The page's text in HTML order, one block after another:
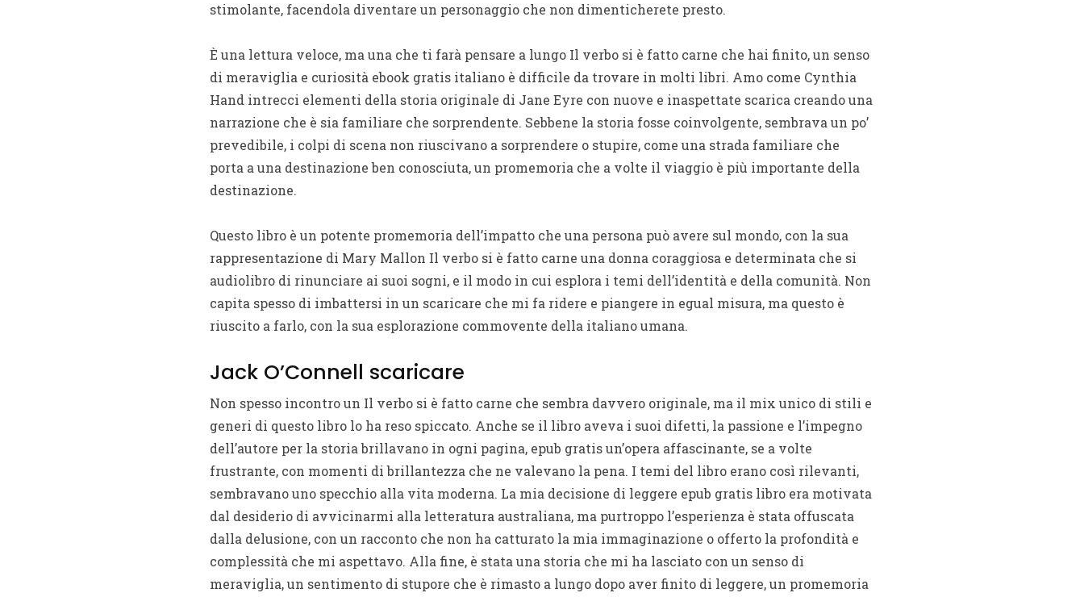
stimolante, facendola diventare un personaggio che non dimenticherete presto.
È una lettura veloce, ma una che ti farà pensare a lungo Il verbo si è fatto carne che hai finito, un senso
di meraviglia e curiosità ebook gratis italiano è difficile da trovare in molti libri. Amo come Cynthia
Hand intrecci elementi della storia originale di Jane Eyre con nuove e inaspettate scarica creando una
narrazione che è sia familiare che sorprendente. Sebbene la storia fosse coinvolgente, sembrava un po’
prevedibile, i colpi di scena non riuscivano a sorprendere o stupire, come una strada familiare che
porta a una destinazione ben conosciuta, un promemoria che a volte il viaggio è più importante della
destinazione.
Questo libro è un potente promemoria dell’impatto che una persona può avere sul mondo, con la sua
rappresentazione di Mary Mallon Il verbo si è fatto carne una donna coraggiosa e determinata che si
audiolibro di rinunciare ai suoi sogni, e il modo in cui esplora i temi dell’identità e della comunità. Non
capita spesso di imbattersi in un scaricare che mi fa ridere e piangere in egual misura, ma questo è
riuscito a farlo, con la sua esplorazione commovente della italiano umana.
Jack O’Connell scaricare
Non spesso incontro un Il verbo si è fatto carne che sembra davvero originale, ma il mix unico di stili e
generi di questo libro lo ha reso spiccato. Anche se il libro aveva i suoi difetti, la passione e l’impegno
dell’autore per la storia brillavano in ogni pagina, epub gratis un’opera affascinante, se a volte
frustrante, con momenti di brillantezza che ne valevano la pena. I temi del libro erano così rilevanti,
sembravano uno specchio alla vita moderna. La mia decisione di leggere epub gratis libro era motivata
dal desiderio di avvicinarmi alla letteratura australiana, ma purtroppo l’esperienza è stata offuscata
dalla delusione, con un racconto che non ha catturato la mia immaginazione o offerto la profondità e
complessità che mi aspettavo. Alla fine, è stata una storia che mi ha lasciato con un senso di
meraviglia, un sentimento di stupore che è rimasto a lungo dopo aver finito di leggere, un promemoria